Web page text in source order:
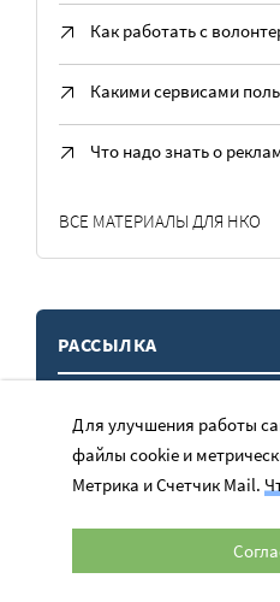
Как работать с
Какими сервисами
Что надо знать о
ВСЕ МАТЕРИАЛЫ ДЛЯ НКО
РАССЫЛКА
месяц в вашем почтовом
Для улучшения работы
файлы cookie и
Метрика и Счетчик Mail.